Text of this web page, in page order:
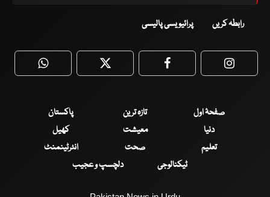
رابطہ کریں پرائیویسی پالیسی
WhatsApp Twitter Facebook
صفحۂ اول تازہ ترین
پاکستان
دنیا
معیشت
کھیل
تعلیم
صحت
انٹرٹینمنٹ
ٹیکنالوجی
دلچسپ و عجیب